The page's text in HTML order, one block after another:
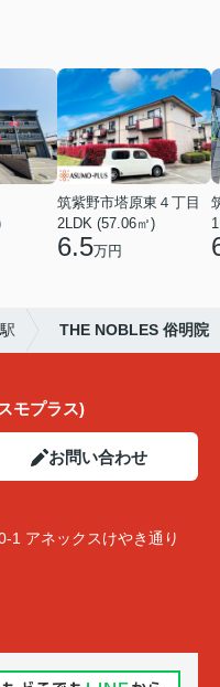
筑紫野市塔原東４丁目
2LDK (57.06㎡)
6.5万円
THE NOBLES 俗明院
モプラス)
お問い合わせ
1 アネックスけやき通り